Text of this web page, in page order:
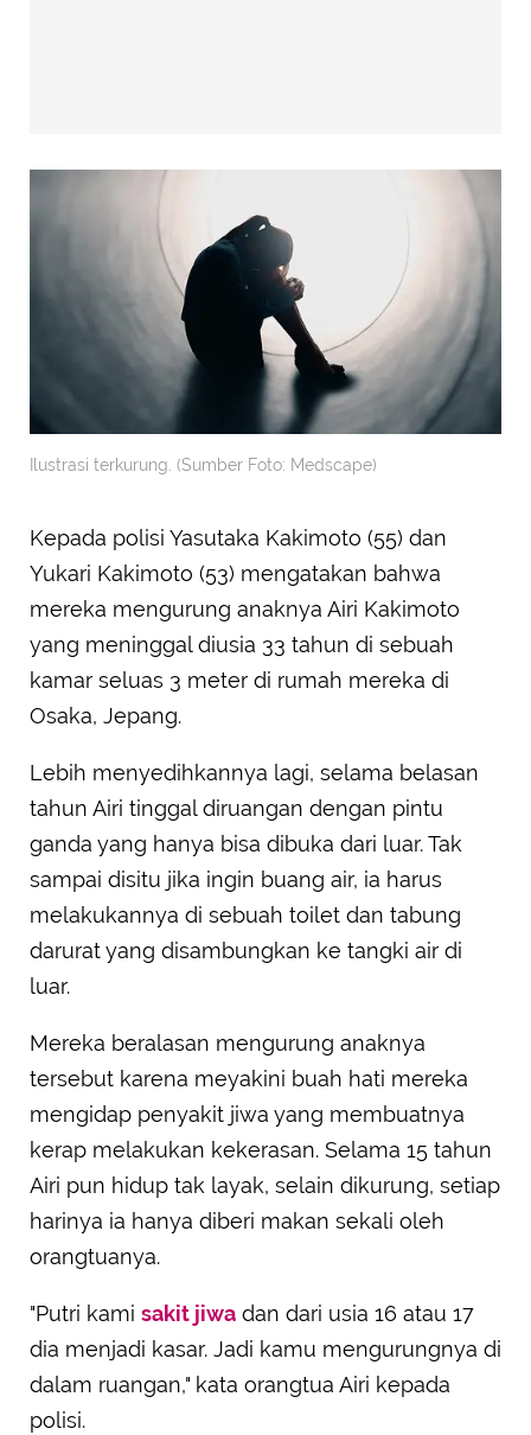
Ilustrasi terkurung. (Sumber Foto: Medscape)
Kepada polisi Yasutaka Kakimoto (55) dan
Yukari Kakimoto (53) mengatakan bahwa
mereka mengurung anaknya Airi Kakimoto
yang meninggal diusia 33 tahun di sebuah
kamar seluas 3 meter di rumah mereka di
Osaka, Jepang.
Lebih menyedihkannya lagi, selama belasan
tahun Airi tinggal diruangan dengan pintu
ganda yang hanya bisa dibuka dari luar. Tak
sampai disitu jika ingin buang air, ia harus
melakukannya di sebuah toilet dan tabung
darurat yang disambungkan ke tangki air di
luar.
Mereka beralasan mengurung anaknya
tersebut karena meyakini buah hati mereka
mengidap penyakit jiwa yang membuatnya
kerap melakukan kekerasan. Selama 15 tahun
Airi pun hidup tak layak, selain dikurung, setiap
harinya ia hanya diberi makan sekali oleh
orangtuanya.
"Putri kami sakit jiwa dan dari usia 16 atau 17
dia menjadi kasar. Jadi kamu mengurungnya di
dalam ruangan," kata orangtua Airi kepada
polisi.